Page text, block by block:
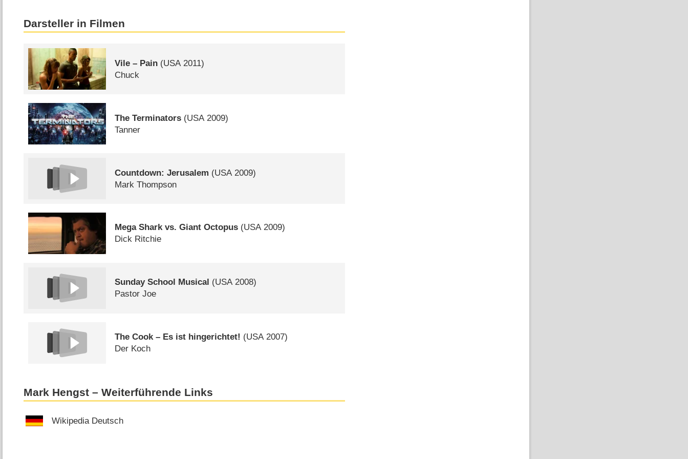
Darsteller in Filmen
Vile – Pain (USA 2011)
Chuck
The Terminators (USA 2009)
Tanner
Countdown: Jerusalem (USA 2009)
Mark Thompson
Mega Shark vs. Giant Octopus (USA2009)
Dick Ritchie
Sunday School Musical (USA2008)
Pastor Joe
The Cook – Es ist hingerichtet! (USA2007)
Der Koch
Mark Hengst – Weiterführende Links
Wikipedia Deutsch